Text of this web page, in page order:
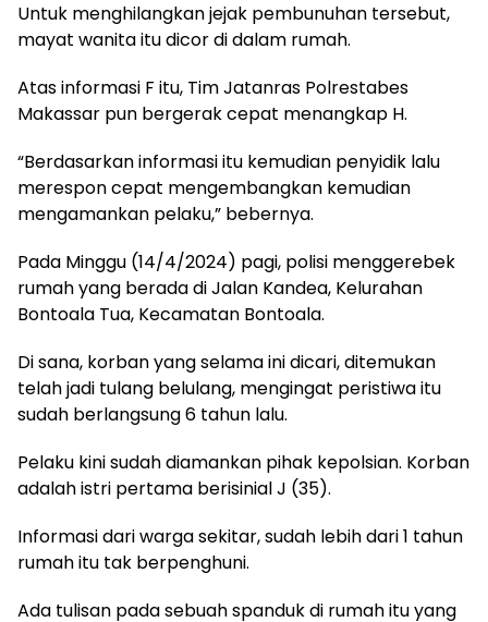
Untuk menghilangkan jejak pembunuhan tersebut,
mayat wanita itu dicor di dalam rumah.
Atas informasi F itu, Tim Jatanras Polrestabes
Makassar pun bergerak cepat menangkap H.
“Berdasarkan informasi itu kemudian penyidik lalu
merespon cepat mengembangkan kemudian
mengamankan pelaku,” bebernya.
Pada Minggu (14/4/2024) pagi, polisi menggerebek
rumah yang berada di Jalan Kandea, Kelurahan
Bontoala Tua, Kecamatan Bontoala.
Di sana, korban yang selama ini dicari, ditemukan
telah jadi tulang belulang, mengingat peristiwa itu
sudah berlangsung 6 tahun lalu.
Pelaku kini sudah diamankan pihak kepolsian. Korban
adalah istri pertama berisinial J (35).
Informasi dari warga sekitar, sudah lebih dari 1 tahun
rumah itu tak berpenghuni.
Ada tulisan pada sebuah spanduk di rumah itu yang